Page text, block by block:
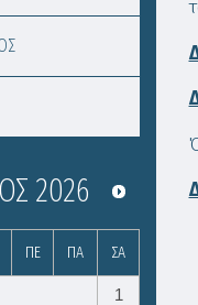
2026
ΠΕ ΠΑ ΣΑ
1